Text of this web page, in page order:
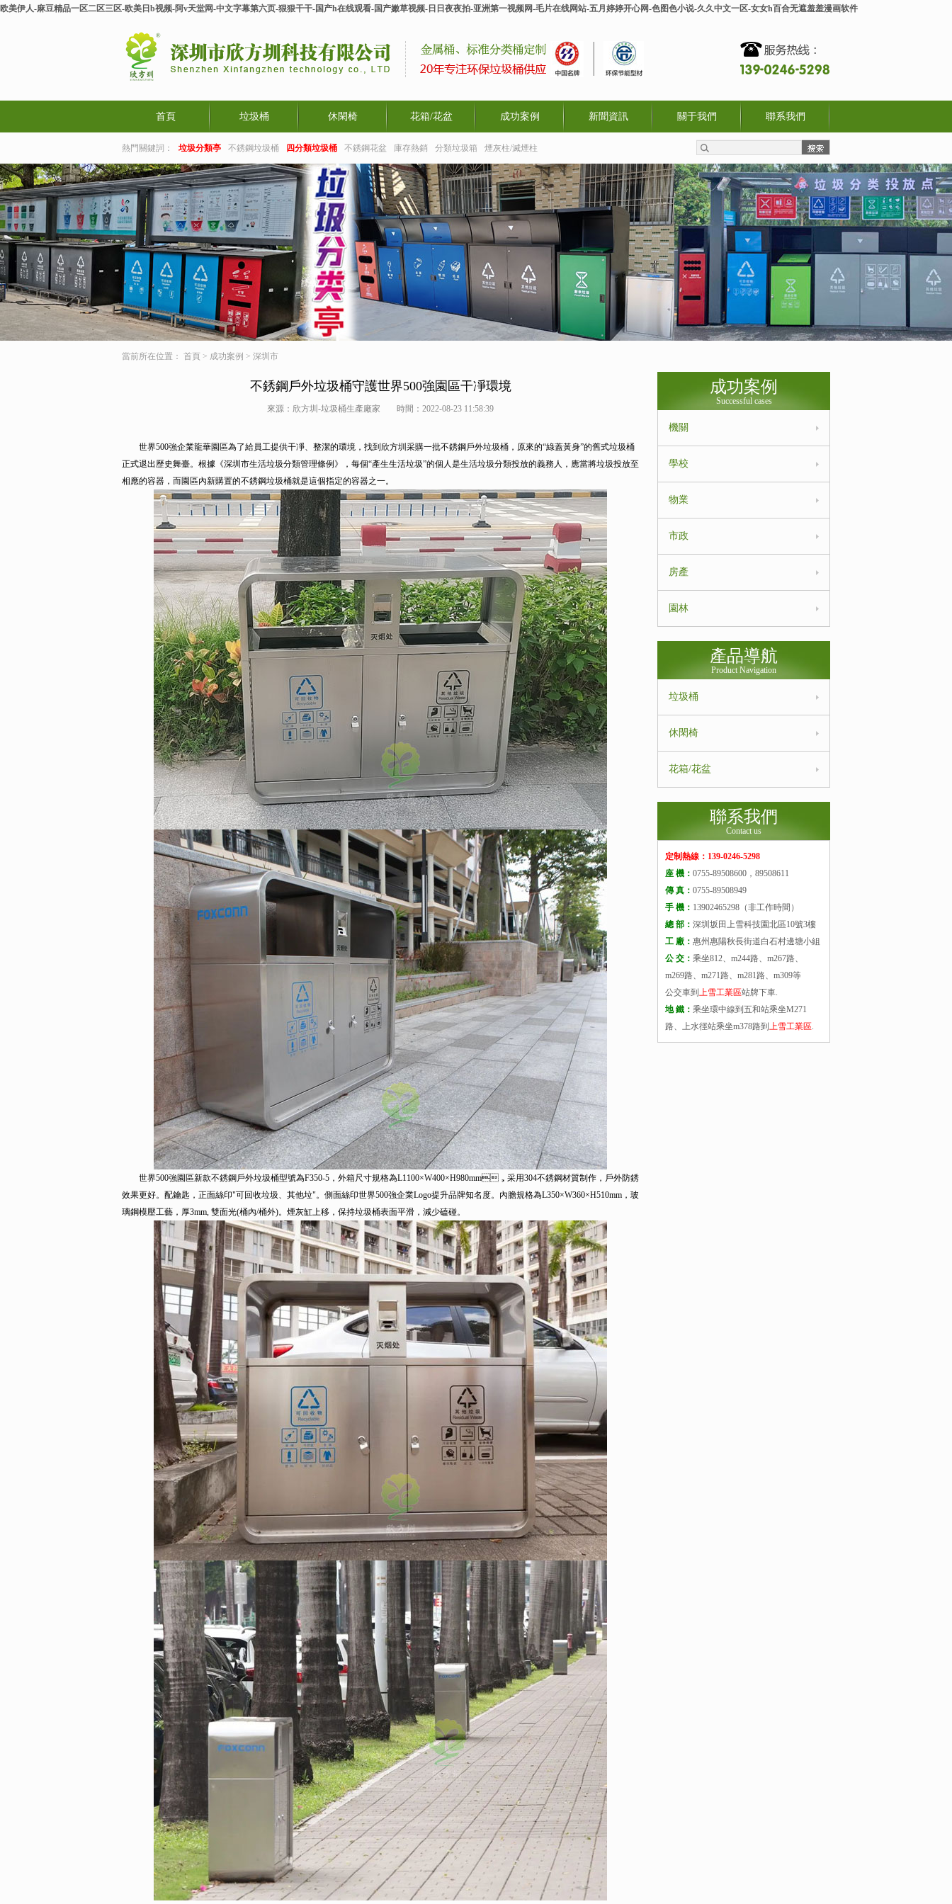
欧美伊人-麻豆精品一区二区三区-欧美日b视频-阿v天堂网-中文字幕第六页-狠狠干干-国产h在线观看-国产嫩草视频-日日夜夜拍-亚洲第一视频网-毛片在线网站-五月婷婷开心网-色图色小说-久久中文一区-女女h百合无遮羞羞漫画软件
首頁 垃圾桶 休閑椅 花箱/花盆 成功案例 新聞資訊 關于我們 聯系我們
熱門關鍵詞： 垃圾分類亭 不銹鋼垃圾桶 四分類垃圾桶 不銹鋼花盆 庫存熱銷 分類垃圾箱 煙灰柱/滅煙柱
當前所在位置： 首頁 > 成功案例 > 深圳市
不銹鋼戶外垃圾桶守護世界500強園區干凈環境
來源：欣方圳-垃圾桶生產廠家 時間：2022-08-23 11:58:39
世界500強企業龍華園區為了給員工提供干凈、整潔的環境，找到欣方圳采購一批不銹鋼戶外垃圾桶，原來的“綠蓋黃身”的舊式垃圾桶
正式退出歷史舞臺。根據《深圳市生活垃圾分類管理條例》，每個“產生生活垃圾”的個人是生活垃圾分類投放的義務人，應當將垃圾投放至
相應的容器，而園區內新購置的不銹鋼垃圾桶就是這個指定的容器之一。
世界500強園區新款不銹鋼戶外垃圾桶型號為F350-5，外箱尺寸規格為L1100×W400×H980mm，采用304不銹鋼材質制作，戶外防銹
效果更好。配鑰匙，正面絲印"可回收垃圾、其他垃"。側面絲印世界500強企業Logo提升品牌知名度。內膽規格為L350×W360×H510mm，玻
璃鋼模壓工藝，厚3mm, 雙面光(桶內/桶外)。煙灰缸上移，保持垃圾桶表面平滑，減少磕碰。
成功案例
Successful cases
機關
學校
物業
市政
房產
園林
產品導航
Product Navigation
垃圾桶
休閑椅
花箱/花盆
聯系我們
Contact us
定制熱線：139-0246-5298
座 機： 0755-89508600，89508611
傳 真： 0755-89508949
手 機： 13902465298（非工作時間）
總 部： 深圳坂田上雪科技園北區10號3樓
工 廠： 惠州惠陽秋長街道白石村邊塘小組
公 交： 乘坐812、m244路、m267路、
m269路、m271路、m281路、m309等
公交車到 上雪工業區站牌下車.
地 鐵： 乘坐環中線到五和站乘坐M271
路、上水徑站乘坐m378路到 上雪工業區.